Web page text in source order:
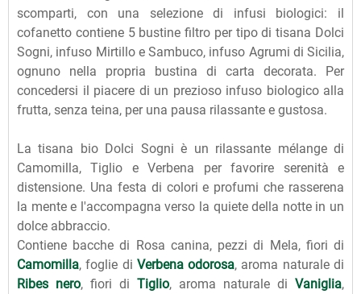
scomparti, con una selezione di infusi biologici: il
cofanetto contiene 5 bustine filtro per tipo di tisana Dolci
Sogni, infuso Mirtillo e Sambuco, infuso Agrumi di Sicilia,
ognuno nella propria bustina di carta decorata. Per
concedersi il piacere di un prezioso infuso biologico alla
frutta, senza teina, per una pausa rilassante e gustosa.
La tisana bio Dolci Sogni è un rilassante mélange di
Camomilla, Tiglio e Verbena per favorire serenità e
distensione. Una festa di colori e profumi che rasserena
la mente e l'accompagna verso la quiete della notte in un
dolce abbraccio.
Contiene bacche di Rosa canina, pezzi di Mela, fiori di
Camomilla, foglie di Verbena odorosa, aroma naturale di
Ribes nero, fiori di Tiglio, aroma naturale di Vaniglia,